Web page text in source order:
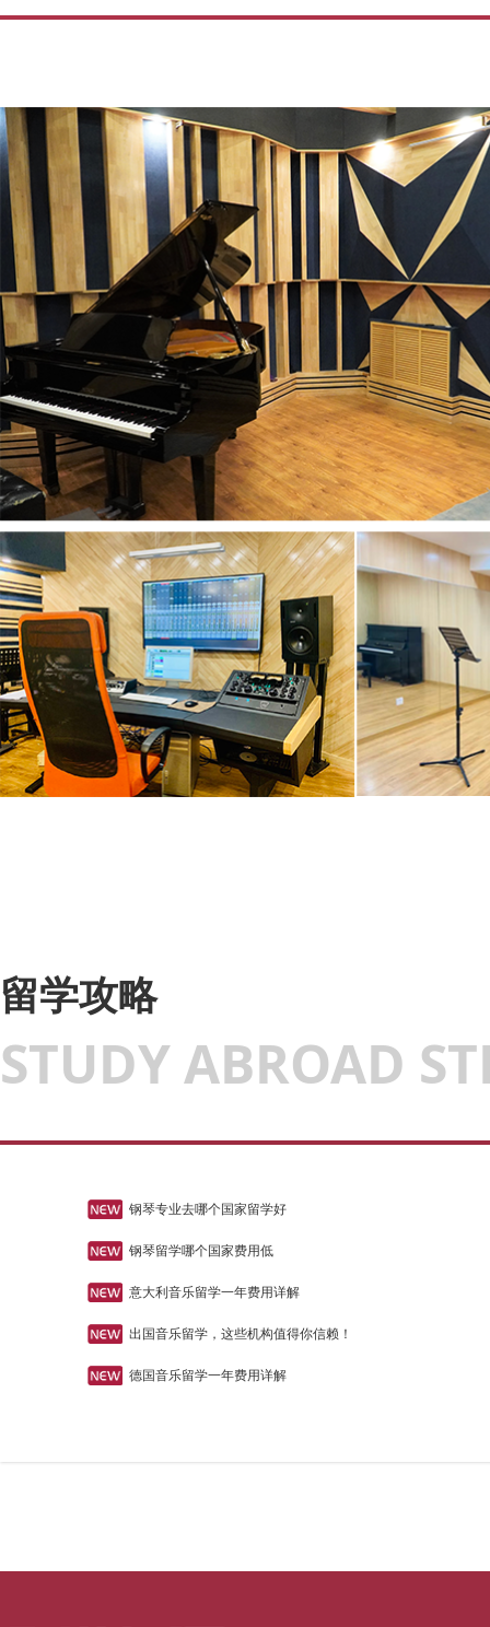
留学攻略
STUDY ABROAD
钢琴专业去哪个国家留学好
钢琴留学哪个国家费用低
意大利音乐留学一年费用详解
出国音乐留学，这些机构值得你信赖！
德国音乐留学一年费用详解